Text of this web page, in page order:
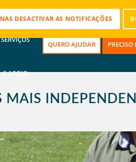
CONTACTOS
SERVIÇOS
E APOIO
QUERO AJUDAR
DESACTIVAR AS NOTIFICAÇÕES